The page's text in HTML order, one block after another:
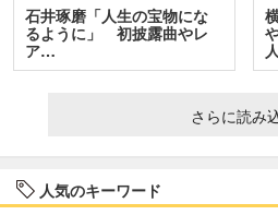
石井琢磨「人生の宝物にな
るように」 初披露曲やレ
ア…
さらに読み
人気のキーワード